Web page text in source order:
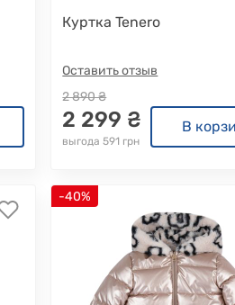
Куртка Tenero
Оставить отзыв
2 890 ₴
2 299 ₴
выгода 591 грн
В
-40%